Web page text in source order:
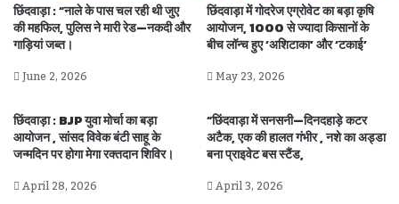
छिंदवाड़ा : “नाले के पास चल रही थी जुए
की महफिल, पुलिस ने मारी रेड—नकदी और
गाड़ियां जब्त।
June 2, 2026
छिंदवाड़ा में गोदरेज एग्रोवेट का बड़ा कृषि
आयोजन, 1000 से ज्यादा किसानों के
बीच लॉन्च हुए ‘अशिटाका’ और ‘टकाई’
May 23, 2026
छिंदवाड़ा : BJP युवा मोर्चा का बड़ा
आयोजन , सांसद विवेक बंटी साहू के
जन्मदिन पर होगा मेगा रक्तदान शिविर।
April 28, 2026
“छिंदवाड़ा में सनसनी—दिनदहाड़े कटर
अटैक, एक की हालत गंभीर , नशे का अड्डा
बना प्राइवेट बस स्टैंड,
April 3, 2026